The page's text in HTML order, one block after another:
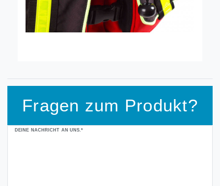
Fragen zum Produkt?
DEINE NACHRICHT AN UNS.*
Ceres::Template.mailFormHoneypotLabel